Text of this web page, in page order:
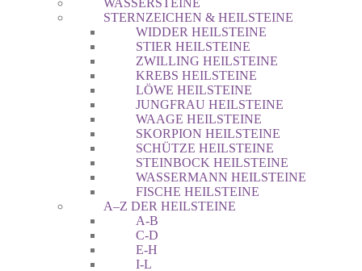
WASSERSTEINE
STERNZEICHEN & HEILSTEINE
WIDDER HEILSTEINE
STIER HEILSTEINE
ZWILLING HEILSTEINE
KREBS HEILSTEINE
LÖWE HEILSTEINE
JUNGFRAU HEILSTEINE
WAAGE HEILSTEINE
SKORPION HEILSTEINE
SCHÜTZE HEILSTEINE
STEINBOCK HEILSTEINE
WASSERMANN HEILSTEINE
FISCHE HEILSTEINE
A–Z DER HEILSTEINE
A-B
C-D
E-H
I-L